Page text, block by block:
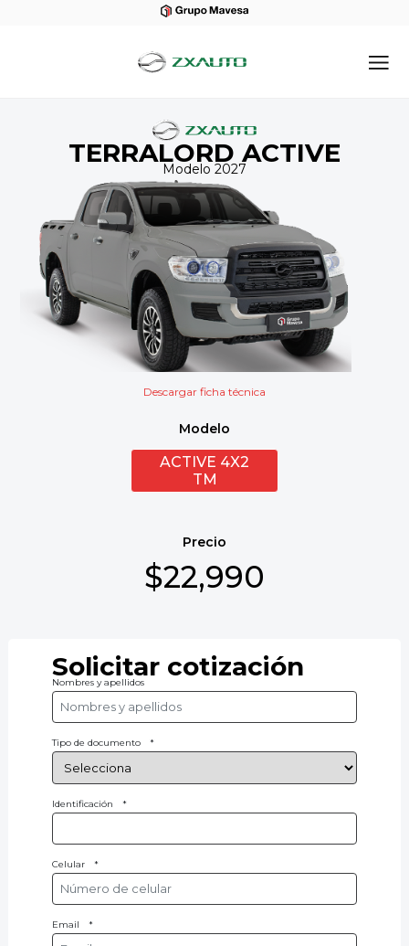
TERRALORD ACTIVE
Modelo 2027
Descargar ficha técnica
Modelo
ACTIVE 4X2
TM
Precio
$22,990
Solicitar cotización
Nombres y apellidos
Tipo de documento *
Identificación *
Celular *
Email *